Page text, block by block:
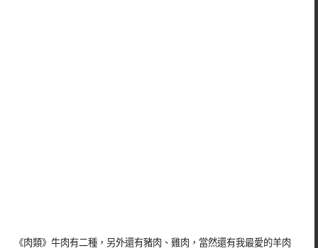
《肉類》牛肉有二種，另外還有豬肉、雞肉，當然還有我最愛的羊肉